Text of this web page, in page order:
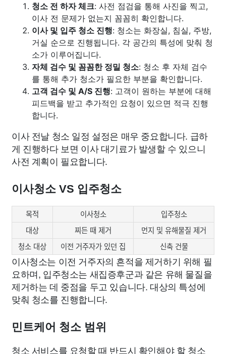
청소 전 하자 체크: 사전 점검을 통해 사진을 찍고,
이사 전 문제가 없는지 꼼꼼히 확인합니다.
이사 및 입주 청소 진행: 청소는 화장실, 침실, 주방,
거실 순으로 진행됩니다. 각 공간의 특성에 맞춰 청
소가 이루어집니다.
자체 검수 및 꼼꼼한 정밀 청소: 청소 후 자체 검수
를 통해 추가 청소가 필요한 부분을 확인합니다.
고객 검수 및 A/S 진행: 고객이 원하는 부분에 대해
피드백을 받고 추가적인 요청이 있으면 적극 진행
합니다.
이사 전날 청소 일정 설정은 매우 중요합니다. 급하
게 진행하다 보면 이사 대기료가 발생할 수 있으니
사전 계획이 필요합니다.
이사청소 VS 입주청소
목적 이사청소
입주청소
대상
찌든 때 제거
먼지 및 유해물질 제거
청소 대상
이전 거주자가 있던 집 신축 건물
이사청소는 이전 거주자의 흔적을 제거하기 위해 필
요하며, 입주청소는 새집증후군과 같은 유해 물질을
제거하는 데 중점을 두고 있습니다. 대상의 특성에
맞춰 청소를 진행합니다.
민트케어 청소 범위
청소 서비스를 요청할 때 반드시 확인해야 할 청소